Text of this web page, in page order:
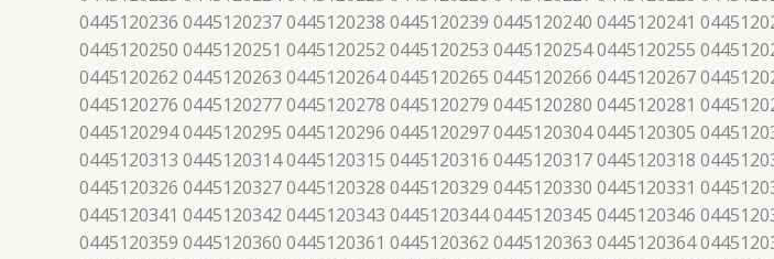
0445120236 0445120237 0445120238 0445120239 0445120240 0445120241
0445120250 0445120251 0445120252 0445120253 0445120254 0445120255
0445120262 0445120263 0445120264 0445120265 0445120266 0445120267
0445120276 0445120277 0445120278 0445120279 0445120280 0445120281
0445120294 0445120295 0445120296 0445120297 0445120304 0445120305
0445120313 0445120314 0445120315 0445120316 0445120317 0445120318
0445120326 0445120327 0445120328 0445120329 0445120330 0445120331
0445120341 0445120342 0445120343 0445120344 0445120345 0445120346
0445120359 0445120360 0445120361 0445120362 0445120363 0445120364